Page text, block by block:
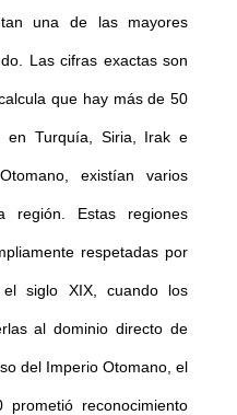
una de las mayores
Las cifras exactas son
que hay más de 50
en Turquía, Siria, Irak e
existían varios
región. Estas regiones
respetadas por
siglo XIX, cuando los
al dominio directo de
del Imperio Otomano, el
reconocimiento